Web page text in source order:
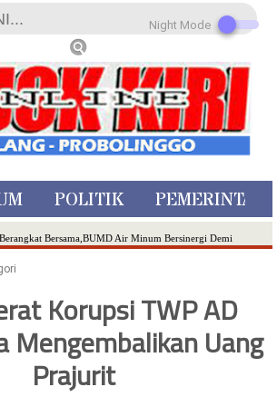
POLITIK
Berangkat Bersama,BUMD Air Minum Bersinergi Demi
Ditangkap di Kediri,Satu Buron
SDN Sumberejo 02 Kota Batu Kembangkan Program Inovasi
Literasi Melalui LASKAR JODA, Usung Filosofi Gelar Sehelai
Korupsi TWP AD
Mengembalikan Uang
Prajurit
Night Mode